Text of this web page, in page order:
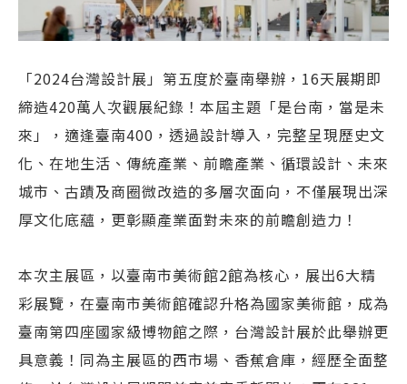
「2024台灣設計展」第五度於臺南舉辦，16天展期即
締造420萬人次觀展紀錄！本屆主題「是台南，當是未
來」，適逢臺南400，透過設計導入，完整呈現歷史文
化、在地生活、傳統產業、前瞻產業、循環設計、未來
城市、古蹟及商圈微改造的多層次面向，不僅展現出深
厚文化底蘊，更彰顯產業面對未來的前瞻創造力！
本次主展區，以臺南市美術館2館為核心，展出6大精
彩展覽，在臺南市美術館確認升格為國家美術館，成為
臺南第四座國家級博物館之際，台灣設計展於此舉辦更
具意義！同為主展區的西市場、香蕉倉庫，經歷全面整